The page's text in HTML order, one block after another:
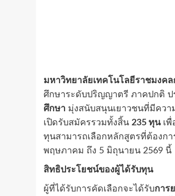
มหาวิทยาลัยเทคโนโลยีราชมงคล
ศึกษาระดับปริญญาตรี ภาคปกติ ป
ศึกษา มุ่งสนับสนุนเยาวชนที่มีควา
เปิดรับสมัครรวมทั้งสิ้น 235 ทุนเพื่
ทุนสามารถเลือกหลักสูตรที่ต้องก
พฤษภาคม ถึง 5 มิถุนายน 2569 นี้
สิทธิประโยชน์ของผู้ได้รับทุน
ผู้ที่ได้รับการคัดเลือกจะได้รับการ